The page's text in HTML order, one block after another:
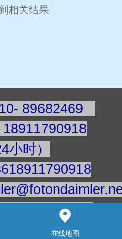
相关结果
89682469
18911790918
小时）
浏览更清楚
在线地图